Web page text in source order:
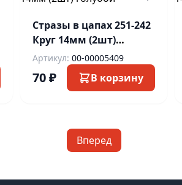
Стразы в цапах 251-242
Круг 14мм (2шт)
голубой
Артикул: 00-00005409
70 ₽ В корзину
Вперед